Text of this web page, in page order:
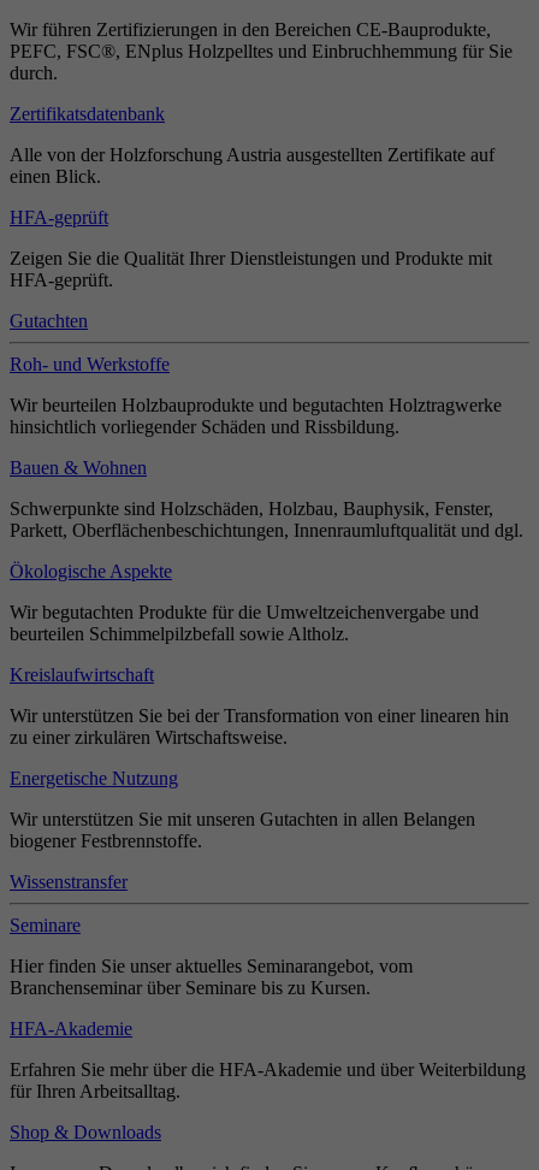
Wir führen Zertifizierungen in den Bereichen CE-Bauprodukte,
PEFC, FSC®, ENplus Holzpelltes und Einbruchhemmung für Sie
durch.
Zertifikatsdatenbank
Alle von der Holzforschung Austria ausgestellten Zertifikate auf
einen Blick.
HFA-geprüft
Zeigen Sie die Qualität Ihrer Dienstleistungen und Produkte mit
HFA-geprüft.
Gutachten
Roh- und Werkstoffe
Wir beurteilen Holzbauprodukte und begutachten Holztragwerke
hinsichtlich vorliegender Schäden und Rissbildung.
Bauen & Wohnen
Schwerpunkte sind Holzschäden, Holzbau, Bauphysik, Fenster,
Parkett, Oberflächenbeschichtungen, Innenraumluftqualität und dgl.
Ökologische Aspekte
Wir begutachten Produkte für die Umweltzeichenvergabe und
beurteilen Schimmelpilzbefall sowie Altholz.
Kreislaufwirtschaft
Wir unterstützen Sie bei der Transformation von einer linearen hin
zu einer zirkulären Wirtschaftsweise.
Energetische Nutzung
Wir unterstützen Sie mit unseren Gutachten in allen Belangen
biogener Festbrennstoffe.
Wissenstransfer
Seminare
Hier finden Sie unser aktuelles Seminarangebot, vom
Branchenseminar über Seminare bis zu Kursen.
HFA-Akademie
Erfahren Sie mehr über die HFA-Akademie und über Weiterbildung
für Ihren Arbeitsalltag.
Shop & Downloads